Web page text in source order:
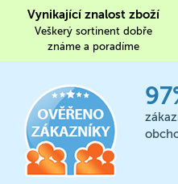
Vynikající znalost zboží
Veškerý sortinent dobře
známe a poradíme